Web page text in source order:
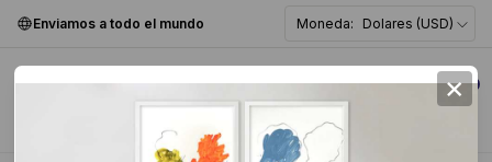
Enviamos a todo el mundo Moneda: Dolares (USD)
0
×